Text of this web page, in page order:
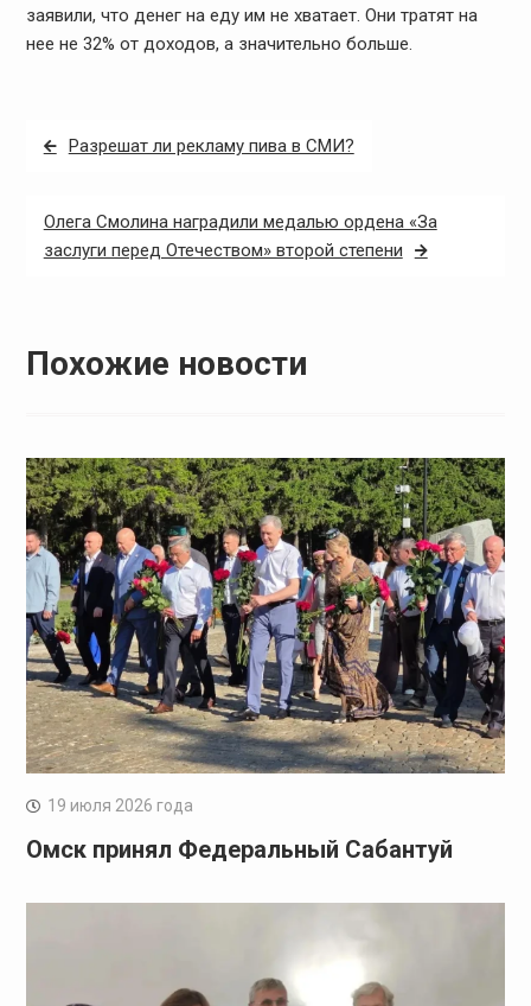
заявили, что денег на еду им не хватает. Они тратят на
нее не 32% от доходов, а значительно больше.
Навигация
записям
Разрешат ли рекламу пива в СМИ?
Олега Смолина наградили медалью ордена «За
заслуги перед Отечеством» второй степени
Похожие новости
19 июля 2026 года
Омск принял Федеральный Сабантуй